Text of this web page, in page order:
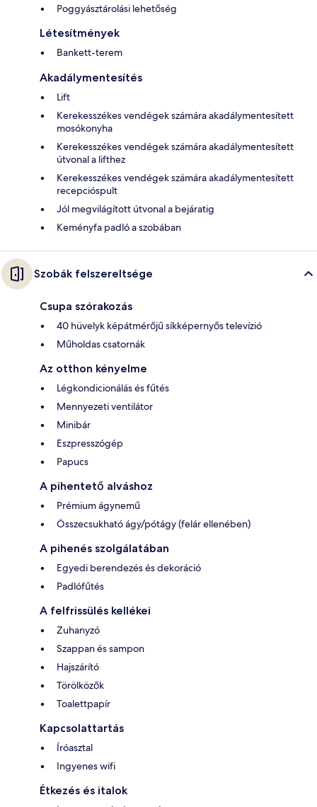
Poggyásztárolási lehetőség
Létesítmények
Bankett-terem
Akadálymentesítés
Lift
Kerekesszékes vendégek számára akadálymentesített
mosókonyha
Kerekesszékes vendégek számára akadálymentesített
útvonal a lifthez
Kerekesszékes vendégek számára akadálymentesített
recepcióspult
Jól megvilágított útvonal a bejáratig
Keményfa padló a szobában
Szobák felszereltsége
Csupa szórakozás
40 hüvelyk képátmérőjű síkképernyős televízió
Műholdas csatornák
Az otthon kényelme
Légkondicionálás és fűtés
Mennyezeti ventilátor
Minibár
Eszpresszógép
Papucs
A pihentető alváshoz
Prémium ágynemű
Összecsukható ágy/pótágy (felár ellenében)
A pihenés szolgálatában
Egyedi berendezés és dekoráció
Padlófűtés
A felfrissülés kellékei
Zuhanyzó
Szappan és sampon
Hajszárító
Törölközők
Toalettpapír
Kapcsolattartás
Íróasztal
Ingyenes wifi
Étkezés és italok